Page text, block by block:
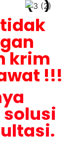
krim
!!!